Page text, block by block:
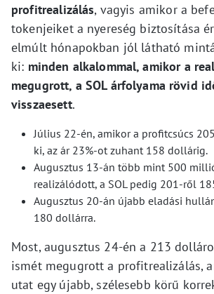
profitrealizálás, vagyis amikor a
tokenjeiket a nyereség biztosítása
elmúlt hónapokban jól látható
ki: minden alkalommal, amikor a
megugrott, a SOL árfolyama rövid
visszaesett.
Július 22-én, amikor a profitcsúcs
ki, az ár 23%-ot zuhant 158 dollárig.
Augusztus 13-án több mint 500
realizálódott, a SOL pedig 201-ről
Augusztus 20-án újabb eladási
180 dollárra.
Most, augusztus 24-én a 213
ismét megugrott a profitrealizálás,
utat egy újabb, szélesebb körű